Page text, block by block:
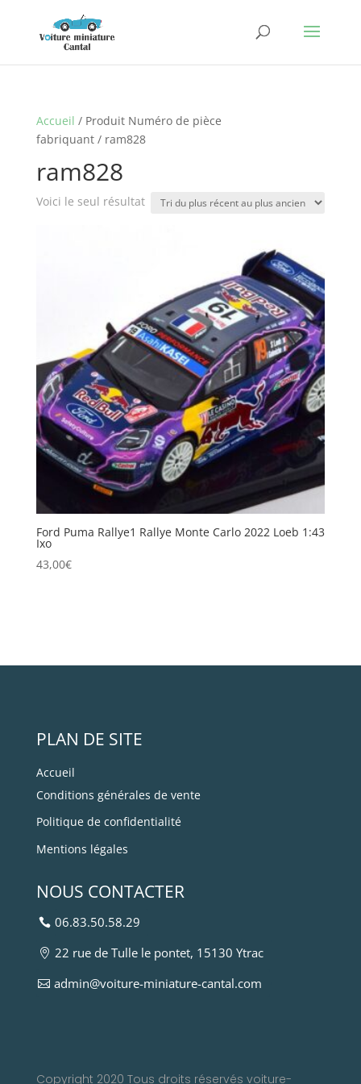
Accueil / Produit Numéro de pièce
fabriquant / ram828
ram828
Voici le seul résultat
Ford Puma Rallye1 Rallye Monte Carlo 2022 Loeb 1:43
Ixo
43,00€
PLAN DE SITE
Accueil
Conditions générales de vente
Politique de confidentialité
Mentions légales
NOUS CONTACTER
06.83.50.58.29
22 rue de Tulle le pontet, 15130 Ytrac
admin@voiture-miniature-cantal.com
Copyright 2020 Tous droits réservés voiture-